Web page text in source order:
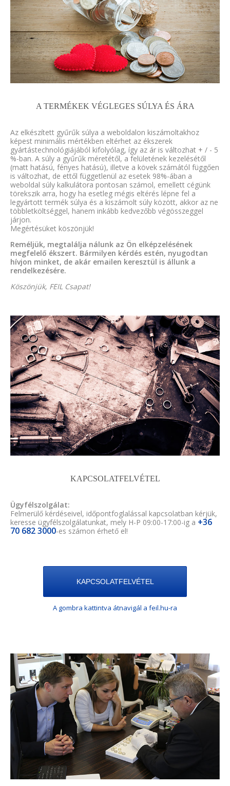
A TERMÉKEK VÉGLEGES SÚLYA ÉS ÁRA
Az elkészített gyűrűk súlya a weboldalon kiszámoltakhoz
képest minimális mértékben eltérhet az ékszerek
gyártástechnológiájából kifolyólag, így az ár is változhat + / - 5
%-ban. A súly a gyűrűk méretétől, a felületének kezelésétől
(matt hatású, fényes hatású), illetve a kövek számától függően
is változhat, de ettől függetlenül az esetek 98%-ában a
weboldal súly kalkulátora pontosan számol, emellett cégünk
törekszik arra, hogy ha esetleg mégis eltérés lépne fel a
legyártott termék súlya és a kiszámolt súly között, akkor az ne
többletköltséggel, hanem inkább kedvezőbb végösszeggel
járjon.
Megértésüket köszönjük!
Reméljük, megtalálja nálunk az Ön elképzelésének
megfelelő ékszert. Bármilyen kérdés estén, nyugodtan
hívjon minket, de akár emailen keresztül is állunk a
rendelkezésére.
Köszönjük, FEIL Csapat!
KAPCSOLATFELVÉTEL
Ügyfélszolgálat:
Felmerülő kérdéseivel, időpontfoglalással kapcsolatban kérjük,
keresse ügyfélszolgálatunkat, mely H-P 09:00-17:00-ig a +36
70 682 3000-es számon érhető el!
KAPCSOLATFELVÉTEL
A gombra kattintva átnavigál a feil.hu-ra